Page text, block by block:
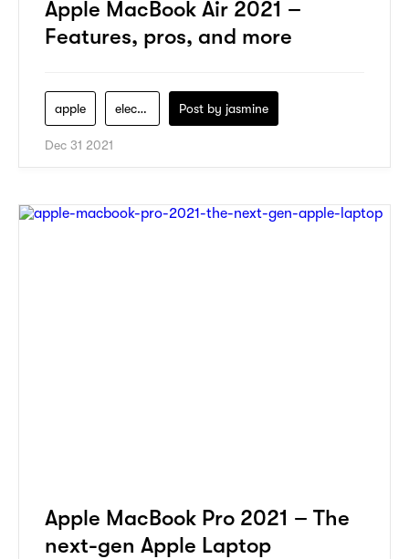
Apple MacBook Air 2021 –
Features, pros, and more
apple electronics Post by jasmine
Dec 31 2021
Apple MacBook Pro 2021 – The
next-gen Apple Laptop